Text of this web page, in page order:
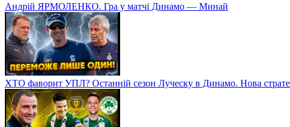
Андрій ЯРМОЛЕНКО. Гра у матчі Динамо — Минай
ХТО фаворит УПЛ? Останній сезон Луческу в Динамо. Нова